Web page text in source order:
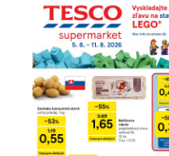
Pozrieť online